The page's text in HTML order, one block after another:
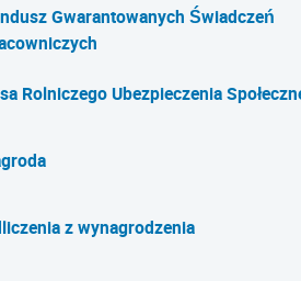
Gwarantowanych Świadczeń
Rolniczego Ubezpieczenia
z wynagrodzenia